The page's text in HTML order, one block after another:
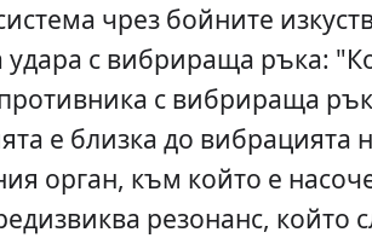
чрез бойните
удара с вибрираща ръка:
с вибрираща
е близка до вибрацията
орган, към който е
резонанс, който